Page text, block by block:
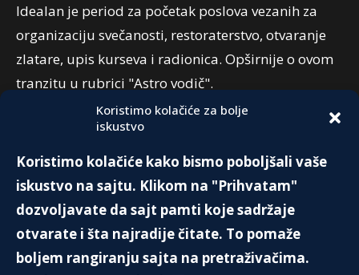
Koristimo kolačiće za bolje
iskustvo
Koristimo kolačiće kako bismo poboljšali vaše
iskustvo na sajtu. Klikom na "Prihvatam"
dozvoljavate da sajt pamti koje sadržaje
otvarate i šta najradije čitate. To pomaže
boljem rangiranju sajta na pretraživačima.
Idealan je period za početak poslova vezanih za
organizaciju svečanosti, restoraterstvo, otvaranje
zlatare, upis kurseva i radionica. Opširnije o ovom
tranzitu u rubrici "Astro vodič".
12. Jula 2025.